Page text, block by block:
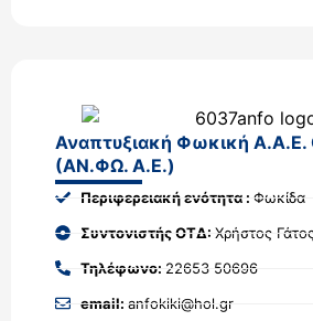
Αναπτυξιακή Φωκική Α.Α.Ε.
(ΑΝ.ΦΩ. Α.Ε.)
Περιφερειακή ενότητα : Φωκίδα
Συντονιστής ΟΤΔ: Χρήστος
Τηλέφωνο: 22653 50696
email: anfokiki@hol.gr